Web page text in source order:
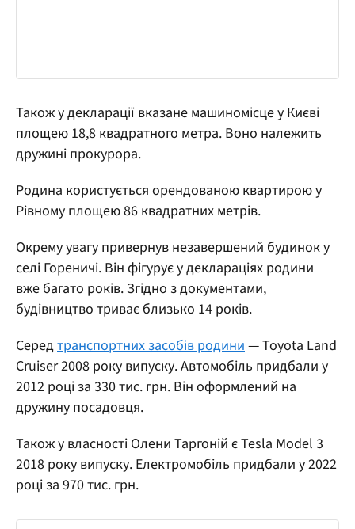
Також у декларації вказане машиномісце у Києві
площею 18,8 квадратного метра. Воно належить
дружині прокурора.
Родина користується орендованою квартирою у
Рівному площею 86 квадратних метрів.
Окрему увагу привернув незавершений будинок у
селі Гореничі. Він фігурує у деклараціях родини
вже багато років. Згідно з документами,
будівництво триває близько 14 років.
Середтранспортних засобів родини— Toyota Land
Cruiser 2008 року випуску. Автомобіль придбали у
2012 році за 330 тис. грн. Він оформлений на
дружину посадовця.
Також у власності Олени Таргоній є Tesla Model 3
2018 року випуску. Електромобіль придбали у 2022
році за 970 тис. грн.